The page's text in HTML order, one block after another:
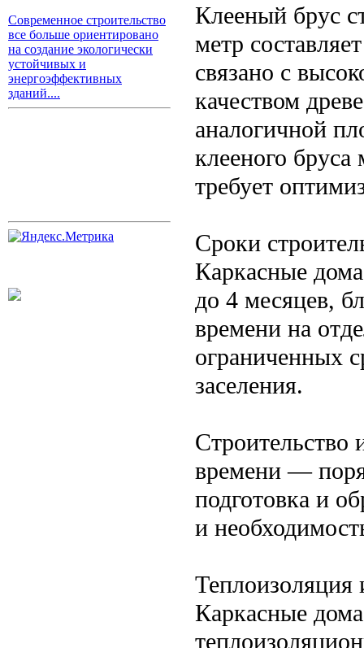
Современное строительство
все больше ориентировано
на создание экологически
устойчивых и
энергоэффективных
зданий....
Клееный брус
метр
связано с
качеством
аналогичной
клееного
требует
Сроки
Каркасные
до 4 месяцев,
времени на
ограниченных
заселения.
Строительство
времени —
подготовка и
и
Теплоизоляция
Каркасные